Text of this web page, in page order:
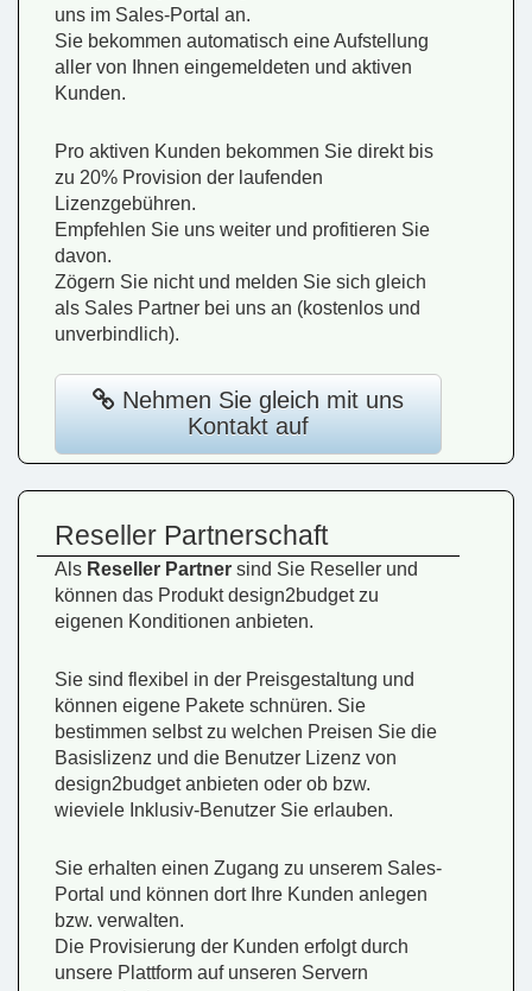
uns im Sales-Portal an.
Sie bekommen automatisch eine Aufstellung
aller von Ihnen eingemeldeten und aktiven
Kunden.
Pro aktiven Kunden bekommen Sie direkt bis
zu 20% Provision der laufenden
Lizenzgebühren.
Empfehlen Sie uns weiter und profitieren Sie
davon.
Zögern Sie nicht und melden Sie sich gleich
als Sales Partner bei uns an (kostenlos und
unverbindlich).
Kontakt auf
Reseller Partnerschaft
Als Reseller Partner sind Sie Reseller und
können das Produkt design2budget zu
eigenen Konditionen anbieten.
Sie sind flexibel in der Preisgestaltung und
können eigene Pakete schnüren. Sie
bestimmen selbst zu welchen Preisen Sie die
Basislizenz und die Benutzer Lizenz von
design2budget anbieten oder ob bzw.
wieviele Inklusiv-Benutzer Sie erlauben.
Sie erhalten einen Zugang zu unserem Sales-
Portal und können dort Ihre Kunden anlegen
bzw. verwalten.
Die Provisierung der Kunden erfolgt durch
unsere Plattform auf unseren Servern